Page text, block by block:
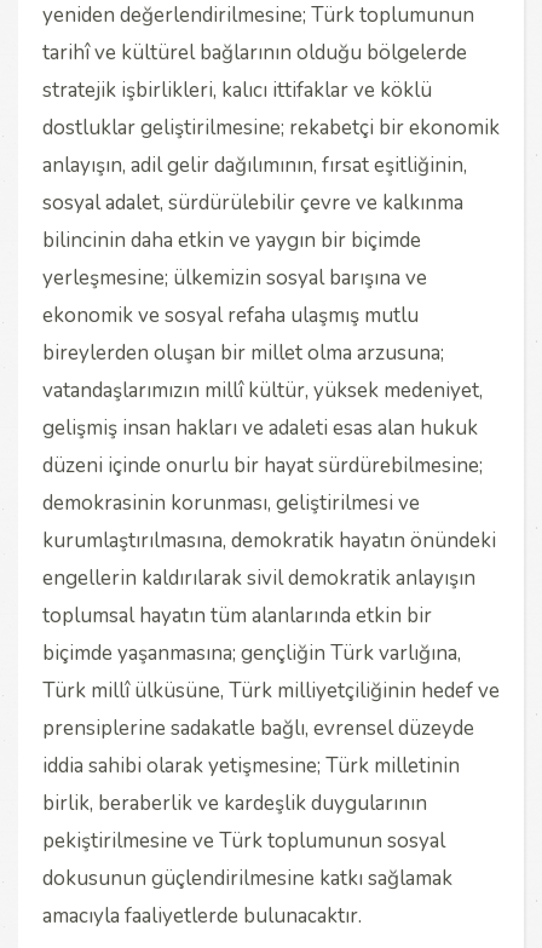
yeniden değerlendirilmesine; Türk toplumunun
tarihî ve kültürel bağlarının olduğu bölgelerde
stratejik işbirlikleri, kalıcı ittifaklar ve köklü
dostluklar geliştirilmesine; rekabetçi bir ekonomik
anlayışın, adil gelir dağılımının, fırsat eşitliğinin,
sosyal adalet, sürdürülebilir çevre ve kalkınma
bilincinin daha etkin ve yaygın bir biçimde
yerleşmesine; ülkemizin sosyal barışına ve
ekonomik ve sosyal refaha ulaşmış mutlu
bireylerden oluşan bir millet olma arzusuna;
vatandaşlarımızın millî kültür, yüksek medeniyet,
gelişmiş insan hakları ve adaleti esas alan hukuk
düzeni içinde onurlu bir hayat sürdürebilmesine;
demokrasinin korunması, geliştirilmesi ve
kurumlaştırılmasına, demokratik hayatın önündeki
engellerin kaldırılarak sivil demokratik anlayışın
toplumsal hayatın tüm alanlarında etkin bir
biçimde yaşanmasına; gençliğin Türk varlığına,
Türk millî ülküsüne, Türk milliyetçiliğinin hedef ve
prensiplerine sadakatle bağlı, evrensel düzeyde
iddia sahibi olarak yetişmesine; Türk milletinin
birlik, beraberlik ve kardeşlik duygularının
pekiştirilmesine ve Türk toplumunun sosyal
dokusunun güçlendirilmesine katkı sağlamak
amacıyla faaliyetlerde bulunacaktır.